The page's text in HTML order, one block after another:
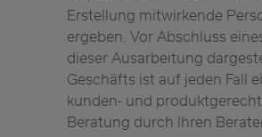
Erstellung mitwirkende
ergeben. Vor Abschluss
dieser Ausarbeitung
Geschäfts ist auf jeden Fall
kunden- und
Beratung durch Ihren